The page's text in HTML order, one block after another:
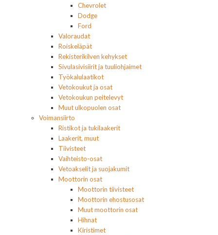
Chevrolet
Dodge
Ford
Valoraudat
Roiskeläpät
Rekisterikilven kehykset
Sivulasivisiirit ja tuuliohjaimet
Työkalulaatikot
Vetokoukut ja osat
Vetokoukun peitelevyt
Muut ulkopuolen osat
Voimansiirto
Ristikot ja tukilaakerit
Laakerit, muut
Tiivisteet
Vaihteisto-osat
Vetoakselit ja suojakumit
Moottorin osat
Moottorin tiivisteet
Moottorin ehostusosat
Muut moottorin osat
Hihnat
Kiristimet